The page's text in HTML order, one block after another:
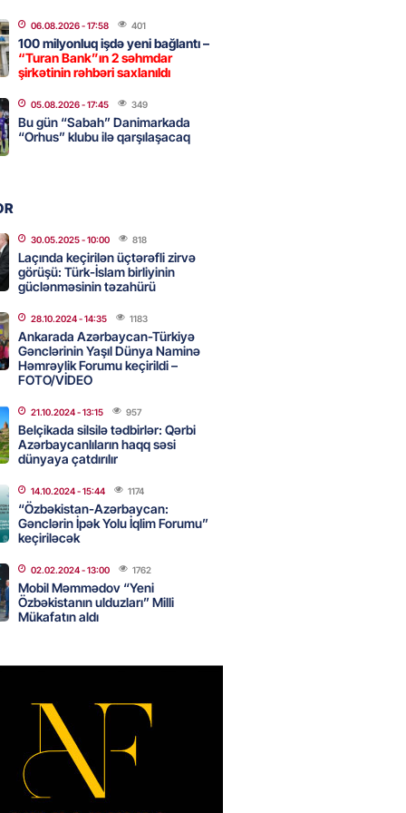
- 10:22 337
nişanında mediaya hücum
VİDEO
- 09:11 175
cərrahiyyə təhlükəsi:
Hospital”da sertifikatsız
tərəzi məntəqələrindən
ya yaşıl, vətəndaşa qırmızı
- 18:00 188
görə rüşvət alan vəzifəli
məhkəməsi BAŞLAYIR
şənliyində yaralanan rus
öldü – VİDEO
- 17:30
06.08.2026- 17:58 401
100 milyonluq işdə yeni bağlantı –
“Turan Bank”ın 2 səhmdar
şirkətinin rəhbəri saxlanıldı
05.08.2026- 17:45 349
Bu gün “Sabah” Danimarkada
“Orhus” klubu ilə qarşılaşacaq
30.05.2025- 10:00 818
Laçında keçirilən üçtərəfli zirvə
görüşü: Türk-İslam birliyinin
güclənməsinin təzahürü
28.10.2024- 14:35 1183
Ankarada Azərbaycan-Türkiyə
Gənclərinin Yaşıl Dünya Naminə
Həmrəylik Forumu keçirildi –
FOTO/VİDEO
21.10.2024- 13:15 957
Belçikada silsilə tədbirlər: Qərbi
Azərbaycanlıların haqq səsi
dünyaya çatdırılır
14.10.2024- 15:44 1174
“Özbəkistan-Azərbaycan:
Gənclərin İpək Yolu İqlim Forumu”
keçiriləcək
02.02.2024- 13:00 1762
Mobil Məmmədov “Yeni
Özbəkistanın ulduzları” Milli
Mükafatın aldı